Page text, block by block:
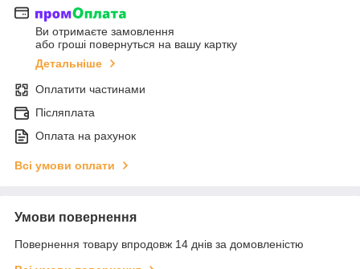
Ви отримаєте замовлення
або гроші повернуться на вашу картку
Детальніше
Оплатити частинами
Післяплата
Оплата на рахунок
Всі умови оплати
Умови повернення
Повернення товару впродовж 14 днів за домовленістю